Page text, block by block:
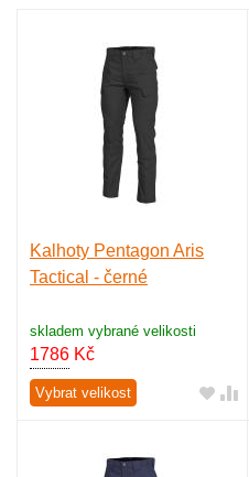
Kalhoty Pentagon Aris
Tactical - černé
skladem vybrané velikosti
1786 Kč
Vybrat velikost